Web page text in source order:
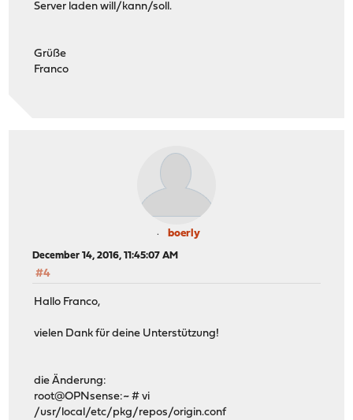
Server laden will/kann/soll.
Grüße
Franco
boerly
December 14, 2016, 11:45:07 AM
#4
Hallo Franco,
vielen Dank für deine Unterstützung!
die Änderung:
root@OPNsense:~ # vi
/usr/local/etc/pkg/repos/origin.conf